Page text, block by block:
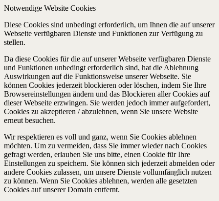
Notwendige Website Cookies
Diese Cookies sind unbedingt erforderlich, um Ihnen die auf unserer
Webseite verfügbaren Dienste und Funktionen zur Verfügung zu
stellen.
Da diese Cookies für die auf unserer Webseite verfügbaren Dienste
und Funktionen unbedingt erforderlich sind, hat die Ablehnung
Auswirkungen auf die Funktionsweise unserer Webseite. Sie
können Cookies jederzeit blockieren oder löschen, indem Sie Ihre
Browsereinstellungen ändern und das Blockieren aller Cookies auf
dieser Webseite erzwingen. Sie werden jedoch immer aufgefordert,
Cookies zu akzeptieren / abzulehnen, wenn Sie unsere Website
erneut besuchen.
Wir respektieren es voll und ganz, wenn Sie Cookies ablehnen
möchten. Um zu vermeiden, dass Sie immer wieder nach Cookies
gefragt werden, erlauben Sie uns bitte, einen Cookie für Ihre
Einstellungen zu speichern. Sie können sich jederzeit abmelden oder
andere Cookies zulassen, um unsere Dienste vollumfänglich nutzen
zu können. Wenn Sie Cookies ablehnen, werden alle gesetzten
Cookies auf unserer Domain entfernt.